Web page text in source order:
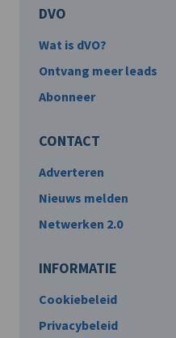
DVO
Wat is dVO?
Ontvang meer leads
Abonneer
CONTACT
Adverteren
Nieuws melden
Netwerken 2.0
INFORMATIE
Cookiebeleid
Privacybeleid